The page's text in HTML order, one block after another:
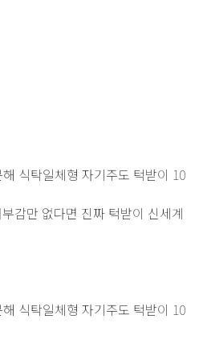
식탁일체형 자기주도 턱받이 10
감만 없다면 진짜 턱받이 신세계
식탁일체형 자기주도 턱받이 10